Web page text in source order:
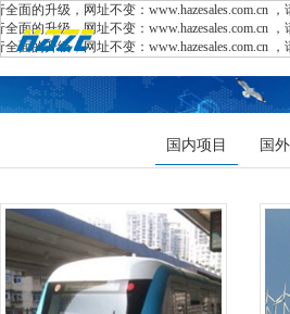
国内项目 国
升级，网址不变：www.hazesales.com.cn
升级，网址不变：www.hazesales.com.cn
升级，网址不变：www.hazesales.com.cn